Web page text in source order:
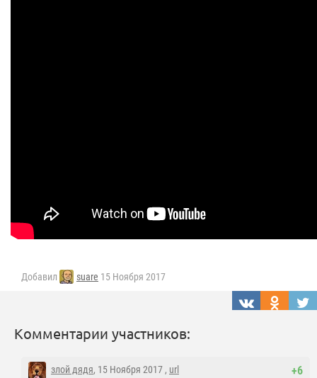
Добавил suare 15 Ноября 2017
Комментарии участников:
+6
злой дядя, 15 Ноября 2017 , url